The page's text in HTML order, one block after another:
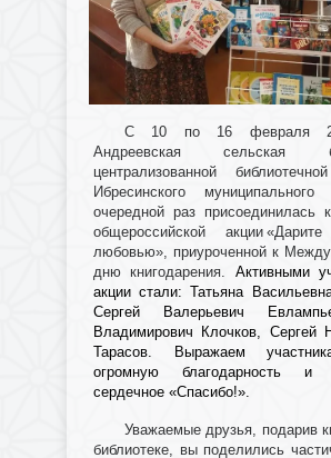
С 10 по 16 февраля
Андреевская сельская
централизованной
Ибресинского
очередной раз присоединилась
общероссийской акции
любовью», приуроченной к
дню книгодарения. Активными
акции стали: Татьяна
Сергей Валерьевич
Владимирович Клочков, Сергей
Тарасов. Выражаем
огромную благодарность и
сердечное «Спасибо!».
Уважаемые друзья, подарив
библиотеке, вы поделились